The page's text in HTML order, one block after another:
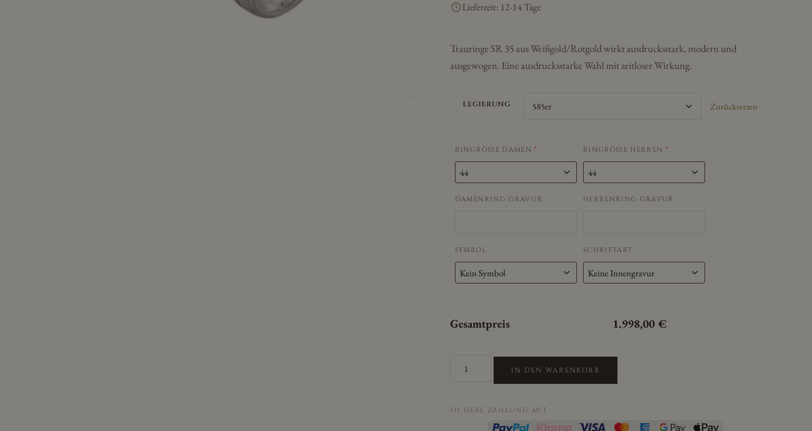
Lieferzeit: 12-14 Tage
Trauringe SR 35 aus Weißgold/Rotgold wirkt ausdrucksstark, modern und
ausgewogen. Eine ausdrucksstarke Wahl mit zeitloser Wirkung.
LEGIERUNG Zurücksetzen
RINGRÖSSE DAMEN * RINGRÖSSE HERREN *
DAMENRING GRAVUR HERRENRING GRAVUR
SYMBOL SCHRIFTART
Gesamtpreis 1.998,00€
Sieger
SR-
IN DEN WARENKORB
SICHERE ZAHLUNG MIT